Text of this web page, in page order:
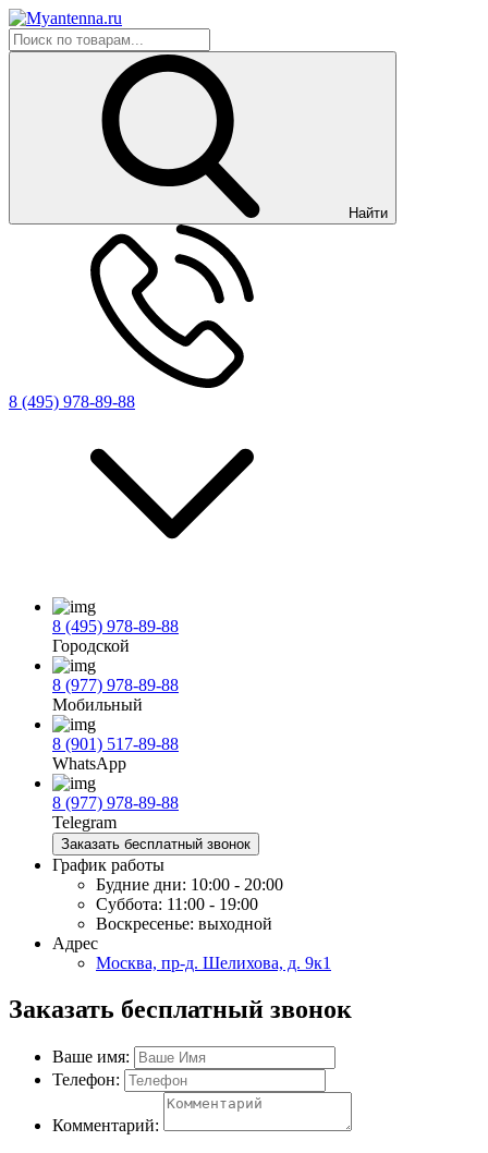
Найти
8 (495) 978-89-88
8 (495) 978-89-88
Городской
8 (977) 978-89-88
Мобильный
8 (901) 517-89-88
WhatsApp
8 (977) 978-89-88
Telegram
Заказать бесплатный звонок
График работы
Будние дни: 10:00 - 20:00
Суббота: 11:00 - 19:00
Воскресенье: выходной
Адрес
Москва, пр-д. Шелихова, д. 9к1
Заказать бесплатный звонок
Ваше имя:
Телефон:
Комментарий: